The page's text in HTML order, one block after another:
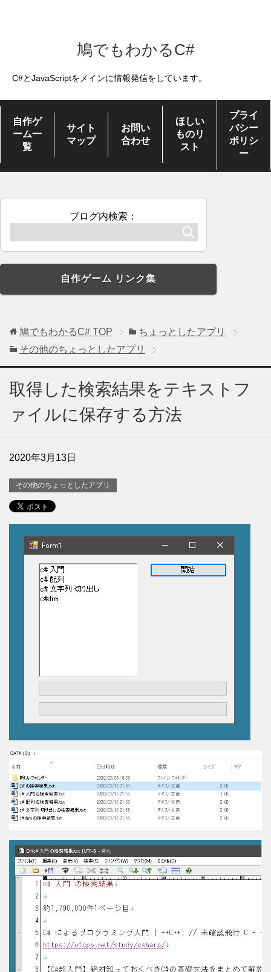
鳩でもわかるC#
C#とJavaScriptをメインに情報発信をしています。
自作ゲ
ーム一
覧
サイト
マップ
お問い
合わせ
ほしい
ものリ
スト
プライ
バシー
ポリシ
ー
ブログ内検索：
自作ゲーム リンク集
鳩でもわかるC# TOP
ちょっとしたアプリ
その他のちょっとしたアプリ
取得した検索結果をテキストフ
ァイルに保存する方法
2020年3月13日
その他のちょっとしたアプリ